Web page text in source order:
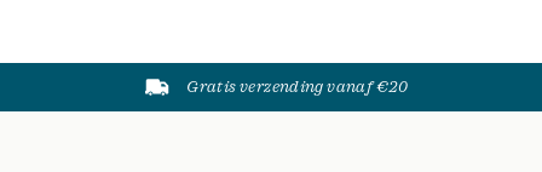
Gratis verzending vanaf €20